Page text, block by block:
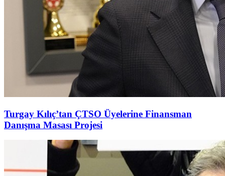
Turgay Kılıç’tan ÇTSO Üyelerine Finansman
Danışma Masası Projesi